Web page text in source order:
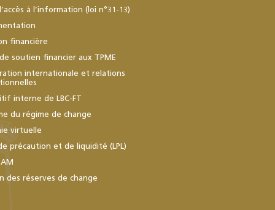
à l’information (loi n°31-13)
financière
soutien financier aux TPME
internationale et relations
interne de LBC-FT
du régime de change
virtuelle
précaution et de liquidité (LPL)
des réserves de change